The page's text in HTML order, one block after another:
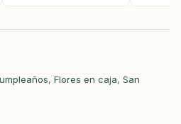
, Flores en caja, San